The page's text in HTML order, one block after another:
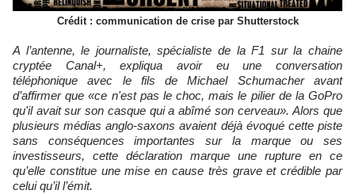
Crédit : communication de crise par Shutterstock
A l’antenne, le journaliste, spécialiste de la F1 sur la chaine
cryptée Canal+, expliqua avoir eu une conversation
téléphonique avec le fils de Michael Schumacher avant
d’affirmer que «ce n'est pas le choc, mais le pilier de la GoPro
qu'il avait sur son casque qui a abîmé son cerveau». Alors que
plusieurs médias anglo-saxons avaient déjà évoqué cette piste
sans conséquences importantes sur la marque ou ses
investisseurs, cette déclaration marque une rupture en ce
qu’elle constitue une mise en cause très grave et crédible par
celui qu’il l’émit.